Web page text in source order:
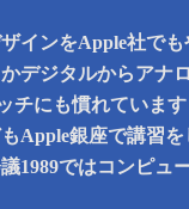
インをApple社で
デジタルからアナ
チにも慣れていま
Apple銀座で講習
1989ではコンピュ